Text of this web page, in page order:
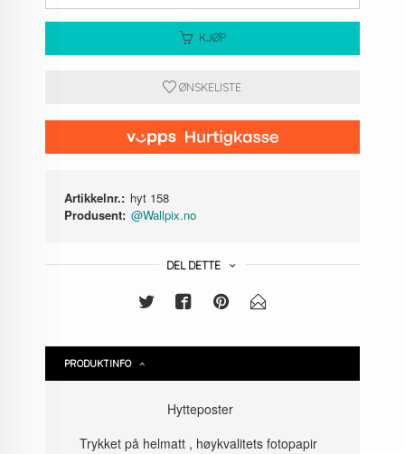
KJØP
ØNSKELISTE
Artikkelnr.: hyt 158
Produsent: @Wallpix.no
DEL DETTE
PRODUKTINFO
Hytteposter
Trykket på helmatt , høykvalitets fotopapir